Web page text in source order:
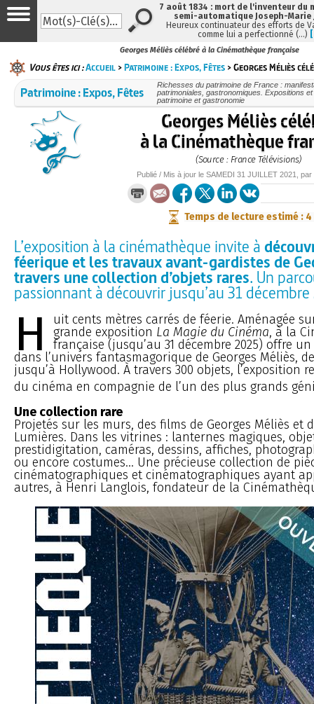
Georges Méliès célébré à la Cinémathèque française
Vous êtes ici :Accueil >Patrimoine : Expos, Fêtes > Georges Méliès
Patrimoine : Expos, Fêtes
Richesses du patrimoine de France :
patrimoniales, gastronomiques. Expositions
patrimoine et gastronomie
Georges Méliès
à la Cinémathèque
(Source : France Télévisions)
Publié / Mis à jour leSAMEDI 31 JUILLET 2021 , par
Temps de lecture estimé : 4
L’exposition à la cinémathèque invite à
féerique et les travaux avant-gardistes de
travers une collection d’objets rares. Un
passionnant à découvrir jusqu’au 31
H
uit cents mètres carrés de féerie. Aménagée
grande exposition La Magie du Cinéma, à la
française (jusqu’au 31 décembre 2025) offre
dans l’univers fantasmagorique de Georges Méliès,
jusqu’à Hollywood. À travers 300 objets, l’exposition
du cinéma en compagnie de l’un des plus grands
Une collection rare
Projetés sur les murs, des films de Georges Méliès et
Lumières. Dans les vitrines : lanternes magiques,
prestidigitation, caméras, dessins, affiches,
ou encore costumes... Une précieuse collection de
cinématographiques et cinématographiques ayant
autres, à Henri Langlois, fondateur de la
7 août 1834 : mort de l'inventeur du
semi-automatique Joseph-Marie
Heureux continuateur des efforts de
comme lui a perfectionné (…)